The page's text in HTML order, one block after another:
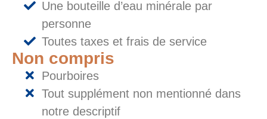
Une bouteille d’eau minérale par
personne
Toutes taxes et frais de service
Non compris
Pourboires
Tout supplément non mentionné dans
notre descriptif